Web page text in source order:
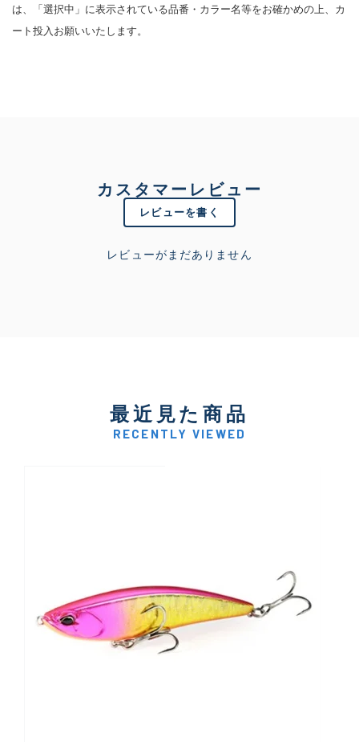
は、「選択中」に表示されている品番・カラー名等をお確かめの上、カ
ート投入お願いいたします。
カスタマーレビュー
レビューを書く
レビューがまだありません
最近見た商品
RECENTLY VIEWED